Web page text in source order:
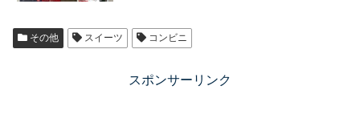
その他 スイーツ コンビニ
スポンサーリンク